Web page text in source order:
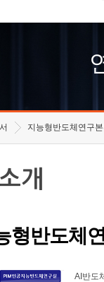
지능형반도체연구
개
형반도체
AI반도